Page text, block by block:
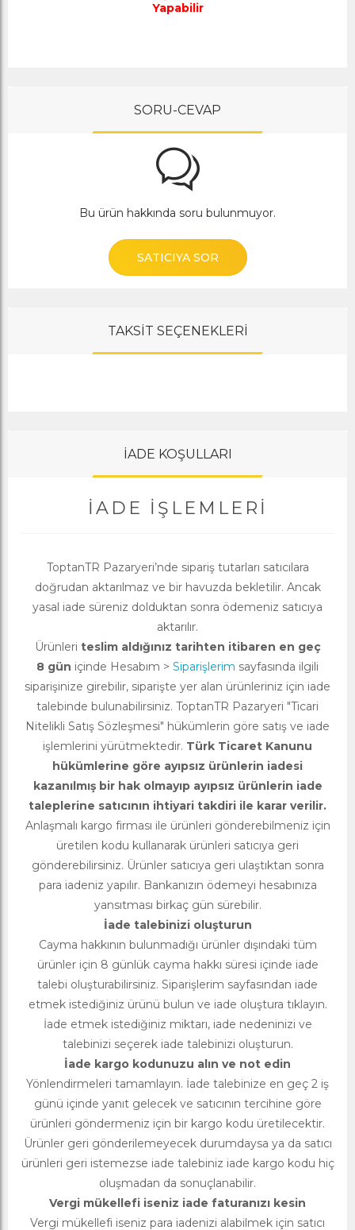
Yapabilir
SORU-CEVAP
Bu ürün hakkında soru bulunmuyor.
SATICIYA SOR
TAKSİT SEÇENEKLERİ
İADE KOŞULLARI
İADE İŞLEMLERI
ToptanTR Pazaryeri’nde sipariş tutarları satıcılara
doğrudan aktarılmaz ve bir havuzda bekletilir. Ancak
yasal iade süreniz dolduktan sonra ödemeniz satıcıya
aktarılır.
Ürünleri teslim aldığınız tarihten itibaren en geç
8 gün içinde Hesabım > Siparişlerim sayfasında ilgili
siparişinize girebilir, siparişte yer alan ürünleriniz için iade
talebinde bulunabilirsiniz. ToptanTR Pazaryeri "Ticari
Nitelikli Satış Sözleşmesi" hükümlerin göre satış ve iade
işlemlerini yürütmektedir. Türk Ticaret Kanunu
hükümlerine göre ayıpsız ürünlerin iadesi
kazanılmış bir hak olmayıp ayıpsız ürünlerin iade
taleplerine satıcının ihtiyari takdiri ile karar verilir.
Anlaşmalı kargo firması ile ürünleri gönderebilmeniz için
üretilen kodu kullanarak ürünleri satıcıya geri
gönderebilirsiniz. Ürünler satıcıya geri ulaştıktan sonra
para iadeniz yapılır. Bankanızın ödemeyi hesabınıza
yansıtması birkaç gün sürebilir.
İade talebinizi oluşturun
Cayma hakkının bulunmadığı ürünler dışındaki tüm
ürünler için 8 günlük cayma hakkı süresi içinde iade
talebi oluşturabilirsiniz. Siparişlerim sayfasından iade
etmek istediğiniz ürünü bulun ve iade oluştura tıklayın.
İade etmek istediğiniz miktarı, iade nedeninizi ve
talebinizi seçerek iade talebinizi oluşturun.
İade kargo kodunuzu alın ve not edin
Yönlendirmeleri tamamlayın. İade talebinize en geç 2 iş
günü içinde yanıt gelecek ve satıcının tercihine göre
ürünleri göndermeniz için bir kargo kodu üretilecektir.
Ürünler geri gönderilemeyecek durumdaysa ya da satıcı
ürünleri geri istemezse iade talebiniz iade kargo kodu hiç
oluşmadan da sonuçlanabilir.
Vergi mükellefi iseniz iade faturanızı kesin
Vergi mükellefi iseniz para iadenizi alabilmek için satıcı